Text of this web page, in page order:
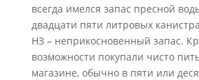
всегда имелся запас пресной
двадцати пяти литровых
НЗ – неприкосновенный запас.
возможности покупали чисто
магазине, обычно в пяти или